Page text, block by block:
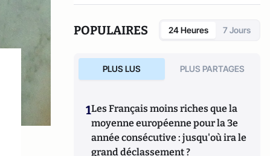
POPULAIRES 24 Heures 7 Jours
PLUS LUS PLUS PARTAGES
1Les Français moins riches que la
moyenne européenne pour la 3e
année consécutive : jusqu'où ira le
grand déclassement ?